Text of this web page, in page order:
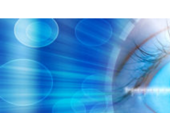
to
contentvinivida.lk